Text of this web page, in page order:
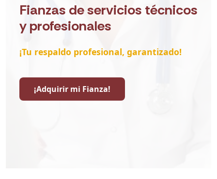
Fianzas de servicios técnicos
y profesionales
¡Tu respaldo profesional, garantizado!
¡Adquirir mi Fianza!